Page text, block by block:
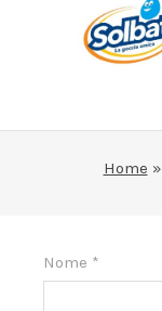
Home »
Area
Nome *